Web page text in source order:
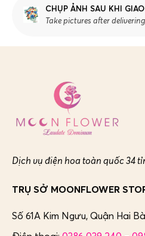
CHỤP ẢNH SAU KHI GIAO
Take pictures after delivering
Dịch vụ điện hoa toàn quốc 34
TRỤ SỞ MOONFLOWER
Số 61A Kim Ngưu, Quận Hai